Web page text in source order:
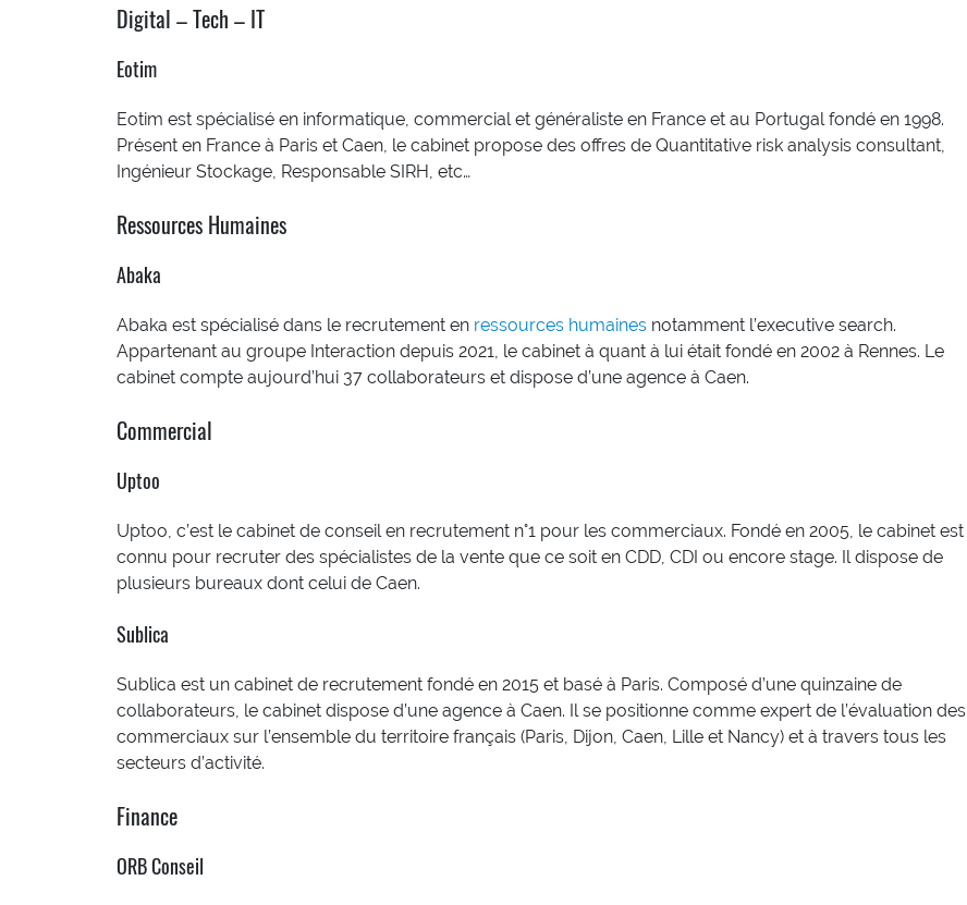
Digital – Tech – IT
Eotim
Eotim est spécialisé en informatique, commercial et généraliste en France et au Portugal fondé en 1998.
Présent en France à Paris et Caen, le cabinet propose des offres de Quantitative risk analysis consultant,
Ingénieur Stockage, Responsable SIRH, etc…
Ressources Humaines
Abaka
Abaka est spécialisé dans le recrutement en ressources humaines notamment l’executive search.
Appartenant au groupe Interaction depuis 2021, le cabinet à quant à lui était fondé en 2002 à Rennes. Le
cabinet compte aujourd’hui 37 collaborateurs et dispose d’une agence à Caen.
Commercial
Uptoo
Uptoo, c’est le cabinet de conseil en recrutement n°1 pour les commerciaux. Fondé en 2005, le cabinet est
connu pour recruter des spécialistes de la vente que ce soit en CDD, CDI ou encore stage. Il dispose de
plusieurs bureaux dont celui de Caen.
Sublica
Sublica est un cabinet de recrutement fondé en 2015 et basé à Paris. Composé d’une quinzaine de
collaborateurs, le cabinet dispose d’une agence à Caen. Il se positionne comme expert de l’évaluation des
commerciaux sur l’ensemble du territoire français (Paris, Dijon, Caen, Lille et Nancy) et à travers tous les
secteurs d’activité.
Finance
ORB Conseil